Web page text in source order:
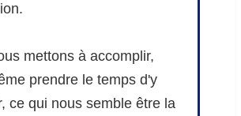
mettons à accomplir,
prendre le temps d'y
ce qui nous semble être la